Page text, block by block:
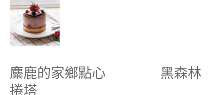
麋鹿的家鄉點心 黑森林
捲塔